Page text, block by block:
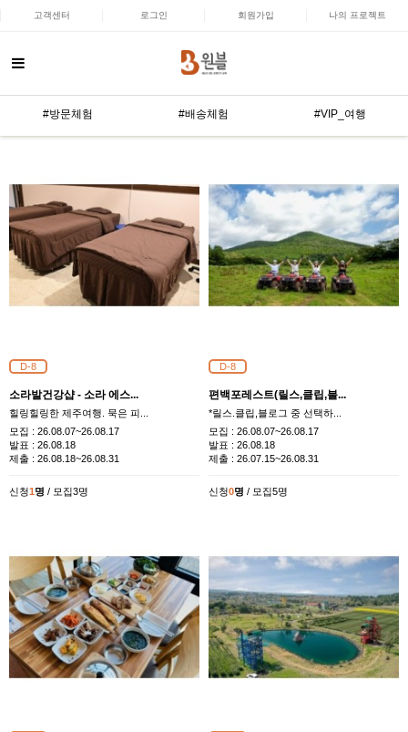
고객센터 로그인 회원가입 나의 프로젝트
#방문체험 #배송체험 #VIP_여행
D-8
소라발건강샵 - 소라 에스...
힐링힐링한 제주여행. 묵은 피...
모집 : 26.08.07~26.08.17
발표 : 26.08.18
제출 : 26.08.18~26.08.31
신청1명 / 모집3명
D-8
편백포레스트(릴스,클립,블...
*릴스.클립,블로그 중 선택하...
모집 : 26.08.07~26.08.17
발표 : 26.08.18
제출 : 26.07.15~26.08.31
신청0명 / 모집5명